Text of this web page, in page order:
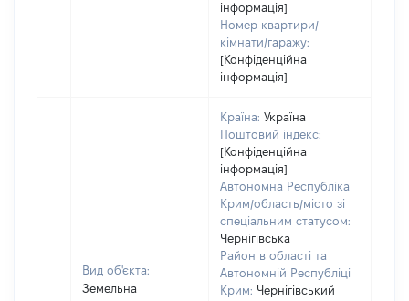
інформація]
Номер квартири/
кімнати/гаражу:
[Конфіденційна
інформація]
Вид об'єкта:
Земельна
Країна: Україна
Поштовий індекс:
[Конфіденційна
інформація]
Автономна Республіка
Крим/область/місто зі
спеціальним статусом:
Чернігівська
Район в області та
Автономній Республіці
Крим: Чернігівський